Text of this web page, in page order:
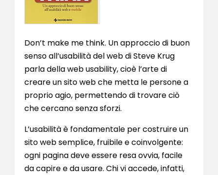
Don’t make me think. Un approccio di buon
senso all’usabilità del web di Steve Krug
parla della web usability, cioè l’arte di
creare un sito web che metta le persone a
proprio agio, permettendo di trovare ciò
che cercano senza sforzi.
L’usabilità è fondamentale per costruire un
sito web semplice, fruibile e coinvolgente:
ogni pagina deve essere resa ovvia, facile
da capire e da usare. Chi vi accede, infatti,